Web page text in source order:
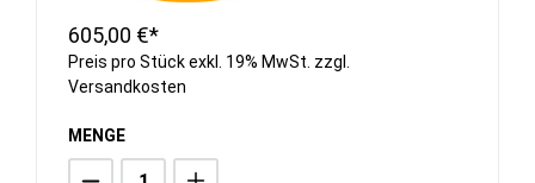
605,00 €*
Preis pro Stück exkl. 19% MwSt. zzgl.
Versandkosten
MENGE